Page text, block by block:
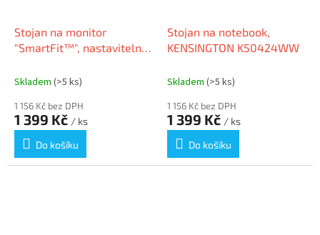
Stojan na monitor
"SmartFit™", nastavitelná
KENSINGTON
Skladem (>5 ks)
1 156 Kč bez DPH
1 399 Kč / ks
Do košíku
Stojan na notebook,
KENSINGTON K50424WW
Skladem (>5 ks)
1 156 Kč bez DPH
1 399 Kč / ks
Do košíku